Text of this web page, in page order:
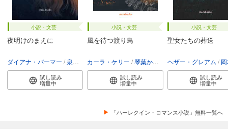
小説・文芸
夜明けのまえに
ダイアナ・パーマー 泉智子
試し読み
増量中
小説・文芸
風を待つ渡り鳥
カーラ・ケリー 琴葉かいら
試し読み
増量中
小説・文芸
聖女たちの葬送
ヘザー・グレアム
試し読み
増量中
「ハーレクイン・ロマンス小説」無料一覧へ